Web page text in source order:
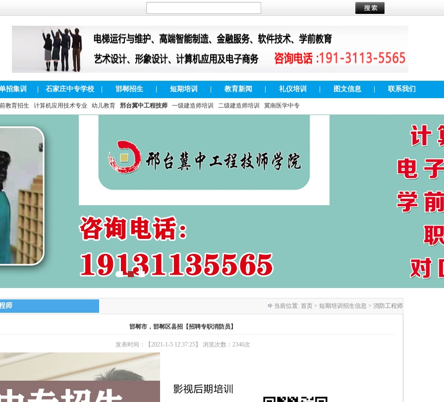
招集训 石家庄中专学校 邯郸招生 短期培训 教育新闻 礼仪培训 图文信息 联系我们
教育招生 计算机应用技术专业 幼儿教育 邢台冀中工程技师 一级建造师培训 二级建造师培训 冀南医学中专
师 当前位置: 首页 > 短期培训招生信息 > 消防工程师
邯郸市，邯郸区县招【招聘专职消防员】
发表时间：【2021-1-5 12:37:25】 浏览次数：2346次